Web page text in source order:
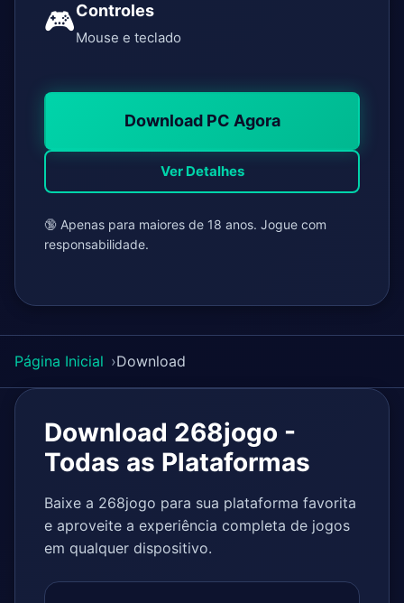
🎮Controles
Mouse e teclado
Download PC Agora
Ver Detalhes
🔞 Apenas para maiores de 18 anos. Jogue com
responsabilidade.
Página Inicial Download
Download 268jogo -
Todas as Plataformas
Baixe a 268jogo para sua plataforma favorita
e aproveite a experiência completa de jogos
em qualquer dispositivo.